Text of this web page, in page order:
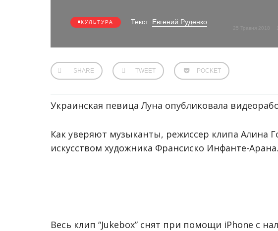
КУЛЬТУРА Текст: Евгений Руденко
SHARE TWEET POCKET
Украинская певица Луна опубликовала
Как уверяют музыканты, режиссер клипа Алина
искусством художника Франсиско Инфанте-Арана.
Весь клип “Jukebox” снят при помощи iPhone с